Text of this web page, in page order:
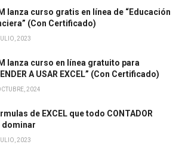
lanza curso gratis en línea de “Educación
(Con Certificado)
2023
lanza curso en línea gratuito para
A USAR EXCEL” (Con Certificado)
2024
de EXCEL que todo CONTADOR
dominar
2023